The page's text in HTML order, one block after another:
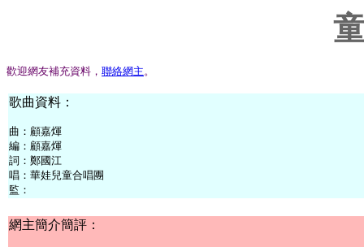
歡迎網友補充資料， 聯絡網主。
歌曲資料：
曲：顧嘉煇
編：顧嘉煇
詞：鄭國江
唱：華娃兒童合唱團
監：
網主簡介簡評：